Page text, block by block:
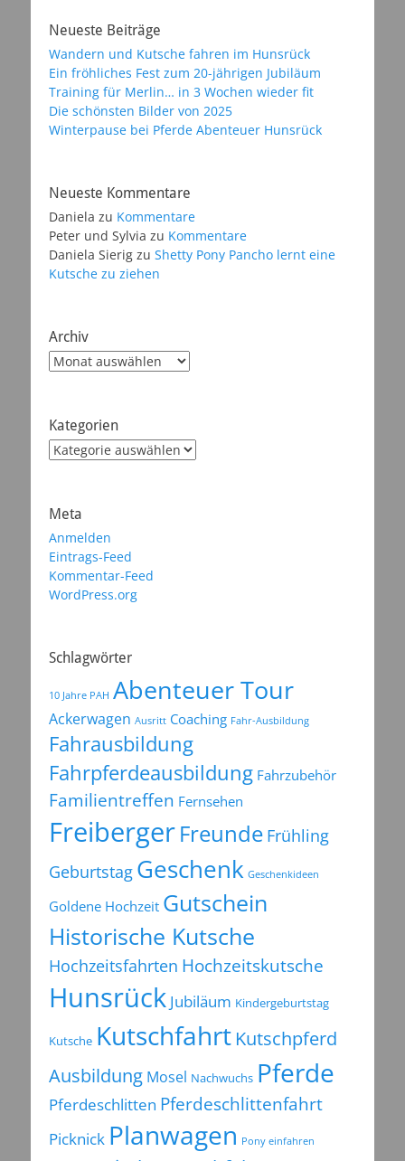
Neueste Beiträge
Wandern und Kutsche fahren im Hunsrück
Ein fröhliches Fest zum 20-jährigen Jubiläum
Training für Merlin… in 3 Wochen wieder fit
Die schönsten Bilder von 2025
Winterpause bei Pferde Abenteuer Hunsrück
Neueste Kommentare
Daniela zu Kommentare
Peter und Sylvia zu Kommentare
Daniela Sierig zu Shetty Pony Pancho lernt eine
Kutsche zu ziehen
Archiv
Archiv
Kategorien
Kategorien
Meta
Anmelden
Eintrags-Feed
Kommentar-Feed
WordPress.org
Schlagwörter
10 Jahre PAH Abenteuer Tour
Ackerwagen Ausritt Coaching Fahr-Ausbildung
Fahrausbildung
Fahrpferdeausbildung Fahrzubehör
Familientreffen Fernsehen
FreibergerFreunde Frühling
Geburtstag Geschenk Geschenkideen
Goldene Hochzeit Gutschein
Historische Kutsche
Hochzeitsfahrten Hochzeitskutsche
Hunsrück Jubiläum Kindergeburtstag
Kutsche Kutschfahrt Kutschpferd
Ausbildung Mosel Nachwuchs Pferde
Pferdeschlitten Pferdeschlittenfahrt
Picknick Planwagen Pony einfahren